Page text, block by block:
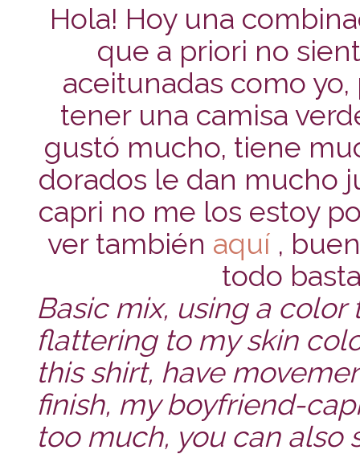
Hola! Hoy una
que a priori no
aceitunadas como
tener una camisa
gustó mucho, tiene
dorados le dan mucho
capri no me los estoy
ver también aquí,
todo
Basic mix, using a
flattering to my skin
this shirt, have
finish, my boyfriend-
too much, you can also